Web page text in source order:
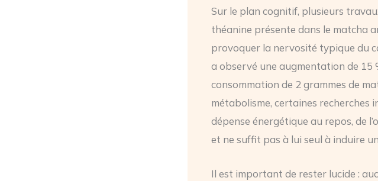
Sur le plan cognitif, plusieurs
théanine présente dans le matcha
provoquer la nervosité typique du
a observé une augmentation de
consommation de 2 grammes de
métabolisme, certaines recherches
dépense énergétique au repos, de
et ne suffit pas à lui seul à induire
Il est important de rester lucide :